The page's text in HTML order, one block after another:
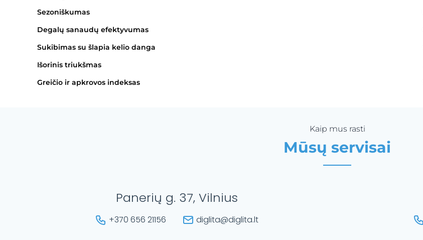
Sezoniškumas
Degalų sanaudų efektyvumas
Sukibimas su šlapia kelio danga
Išorinis triukšmas
Greičio ir apkrovos indeksas
Kaip mus rasti
Mūsų servisai
Panerių g. 37, Vilnius
+370 656 21156 diglita@diglita.lt